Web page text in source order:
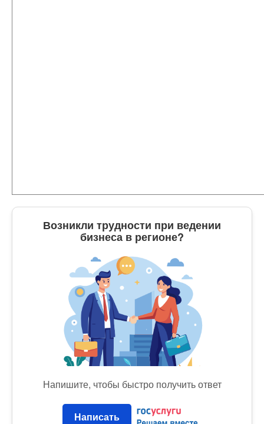
Возникли трудности при ведении
бизнеса в регионе?
Напишите, чтобы быстро получить ответ
Написать